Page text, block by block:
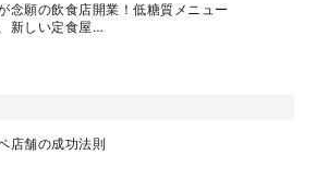
念願の飲食店開業！低糖質メニュー
新しい定食屋…
店舗の成功法則